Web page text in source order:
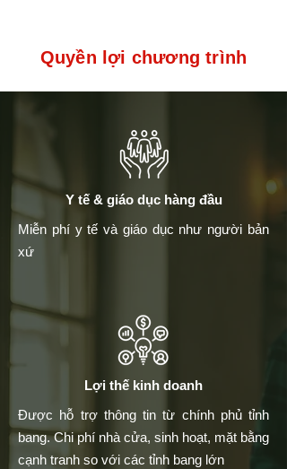
Quyền lợi chương trình
​Y tế & giáo dục hàng đầu
​Miễn phí y tế và giáo dục như người bản
xứ
Lợi thế kinh doanh
Được hỗ trợ thông tin từ chính phủ tỉnh
bang.​Chi phí nhà cửa, sinh hoạt, mặt bằng
cạnh tranh so với các tỉnh bang lớn